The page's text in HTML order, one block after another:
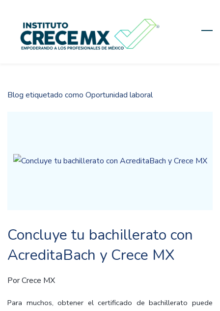
content
Blog etiquetado como Oportunidad laboral
Concluye tu bachillerato con
AcreditaBach y Crece MX
PorCrece MX
Para muchos, obtener el certificado de bachillerato puede